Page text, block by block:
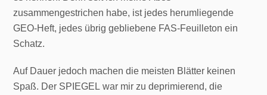
zusammengestrichen habe, ist jedes herumliegende
GEO-Heft, jedes übrig gebliebene FAS-Feuilleton ein
Schatz.
Auf Dauer jedoch machen die meisten Blätter keinen
Spaß. Der SPIEGEL war mir zu deprimierend, die